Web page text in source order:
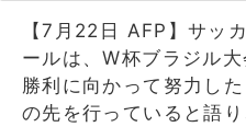
【7月22日 AFP】サッ
ールは、W杯ブラジル
勝利に向かって努力し
の先を行っていると語